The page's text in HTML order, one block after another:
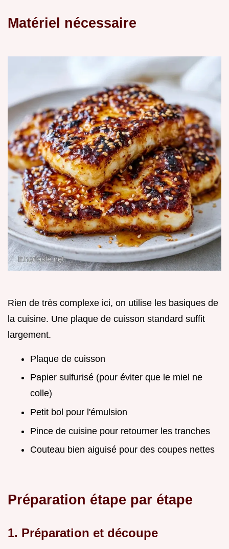
Matériel nécessaire
Rien de très complexe ici, on utilise les basiques de
la cuisine. Une plaque de cuisson standard suffit
largement.
Plaque de cuisson
Papier sulfurisé (pour éviter que le miel ne
colle)
Petit bol pour l'émulsion
Pince de cuisine pour retourner les tranches
Couteau bien aiguisé pour des coupes nettes
Préparation étape par étape
1. Préparation et découpe